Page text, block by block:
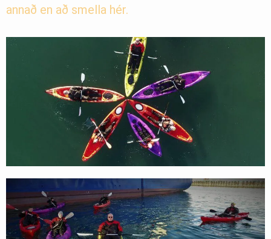
annað en að smella hér.